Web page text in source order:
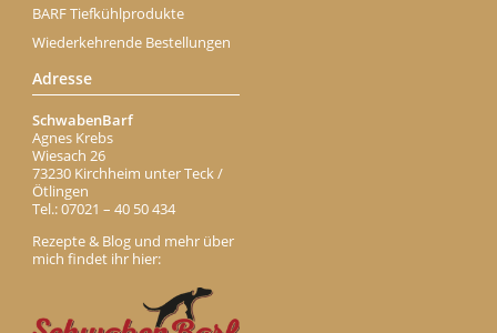
BARF Tiefkühlprodukte
Wiederkehrende Bestellungen
Adresse
SchwabenBarf
Agnes Krebs
Wiesach 26
73230 Kirchheim unter Teck /
Ötlingen
Tel.: 07021 – 40 50 434
Rezepte & Blog und mehr über
mich findet ihr hier: